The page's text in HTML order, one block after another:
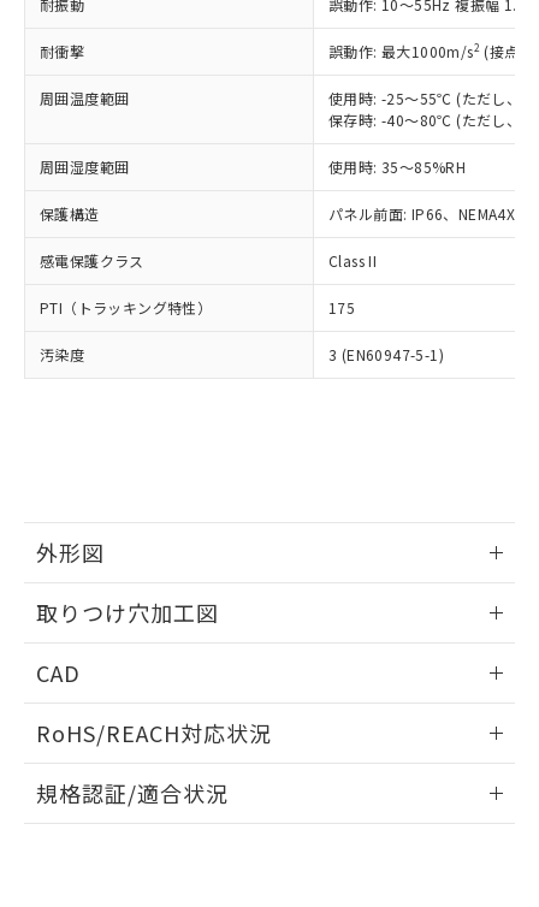
耐振動 誤動作: 10～55Hz 複振幅
耐衝撃 誤動作: 最大1000m/s2 (接点
周囲温度範囲
使用時: -25～55℃ (ただし、氷
保存時: -40～80℃ (ただし、氷
周囲湿度範囲 使用時: 35～85%RH
保護構造 パネル前面: IP66、NEMA4X,
感電保護クラス Class II
PTI（トラッキング特性） 175
汚染度 3 (EN60947-5-1)
外形図
取りつけ穴加工図
CAD
ドすることができます。
ログイン/会員登録
RoHS/REACH対応状況
EU RoHS 注意事項・凡例
規格認証/適合状況
正式な納期状況および標準価格はお客
様のお取引先、またはお客様担当のオ
ムロン制御機器販売店・当社販売員に
オムロン制御機器販売店や当社販売拠
販売ネットワーク
」をご確認
在庫状況および標準価格結果を当社の
事前の承諾なく第三者に漏洩または開
示しないようお願いします。
マイパーツ機能（部品リスト作成サー
ビス）をご利用いただくには、I-Web
メンバーズにご登録されている必要が
お客様が当ウェブサイト上で当社にご
指します。
但し、RoHS指令で産業用監視および制御機器に対する
適用除外項目は除く。
フタル酸エステル類の４物質については閾値を超える意
図的な使用がないことを確認しています。
部品在庫の切り替え状況などにより、予定
月が前後することがあります。
※3 非含有証明書ダウンロード
51物質の非含有証明書（当社基準）
※本証明書は発行日時点で非含有を証明す
るもので、過去に遡って非含有を証明する
ものではありません。
また、RoHS指令のフタル酸エステル類４
欄に対応日を記載しておりました。
既に当社にて対応品への在庫切替を完了
していることから、特段のことがない限
り、2022年1月12日より割愛しておりま
す。
DBP(フタル酸ジブチル) : 1000ppm、 DIBP(フタル酸ジ
イソブチル) : 1000ppm、 BBP(フタル酸ブチルベンジ
DEHP(フタル酸ビス(2-エチルヘキシル)) : 1000ppm
準値以下であることを示します。
「10」：通常の使用状況下において有害物
質が外部に漏えいし、環境に深刻な影響を
及ぼさない年数を意味します。
「－」：未確認です。当社販売部門へお問
全に破砕するなど、違法に輸出されな
いよう必要な手段を講じます。
当社は貴社製品を、核兵器、ミサイ
ル、化学兵器、生物兵器またはその他
武器並びにこれらの製造装置等に一切
当社は、貴社製品を第三者に販売する
場合は、上記1、2および3の内容を当
該第三者に通知します。また当社は、
販売先および販売に係わる関係者が違
法に輸出するおそれがある場合は、取
り引きをいたしません。
一定数には満たないが在庫あり
－
在庫なし(最新の在庫状況につ
いては、お客様のお取引先、ま
たはお客様担当のオムロン制御
機器販売店・当社販売員にご確
空
受注生産機種、また在庫状況の
情報を公開していない機種